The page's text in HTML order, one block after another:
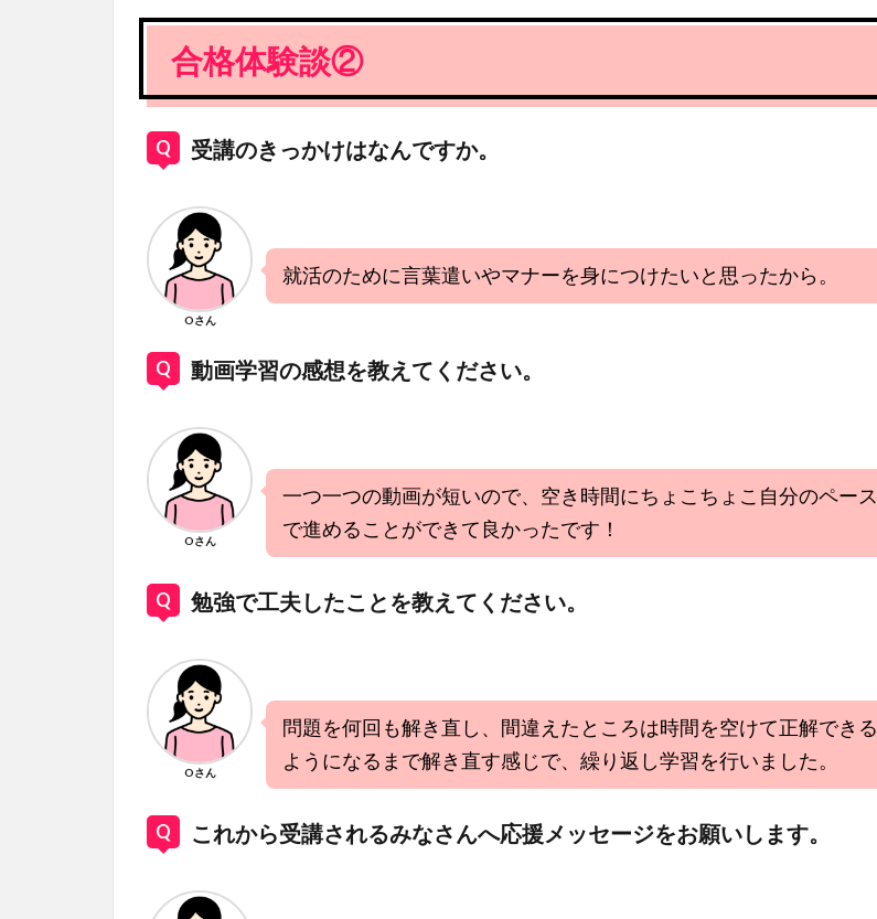
合格体験談②
受講のきっかけはなんですか。
Oさん
就活のために言葉遣いやマナーを身につけたいと思ったから。
動画学習の感想を教えてください。
Oさん
一つ一つの動画が短いので、空き時間にちょこちょこ自分のペース
で進めることができて良かったです！
勉強で工夫したことを教えてください。
Oさん
問題を何回も解き直し、間違えたところは時間を空けて正解できる
ようになるまで解き直す感じで、繰り返し学習を行いました。
これから受講されるみなさんへ応援メッセージをお願いします。